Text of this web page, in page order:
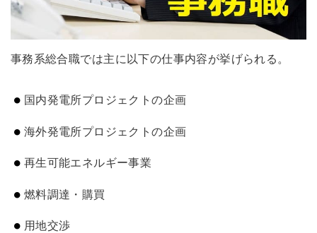
事務系総合職では主に以下の仕事内容が挙げられる。
国内発電所プロジェクトの企画
海外発電所プロジェクトの企画
再生可能エネルギー事業
燃料調達・購買
用地交渉